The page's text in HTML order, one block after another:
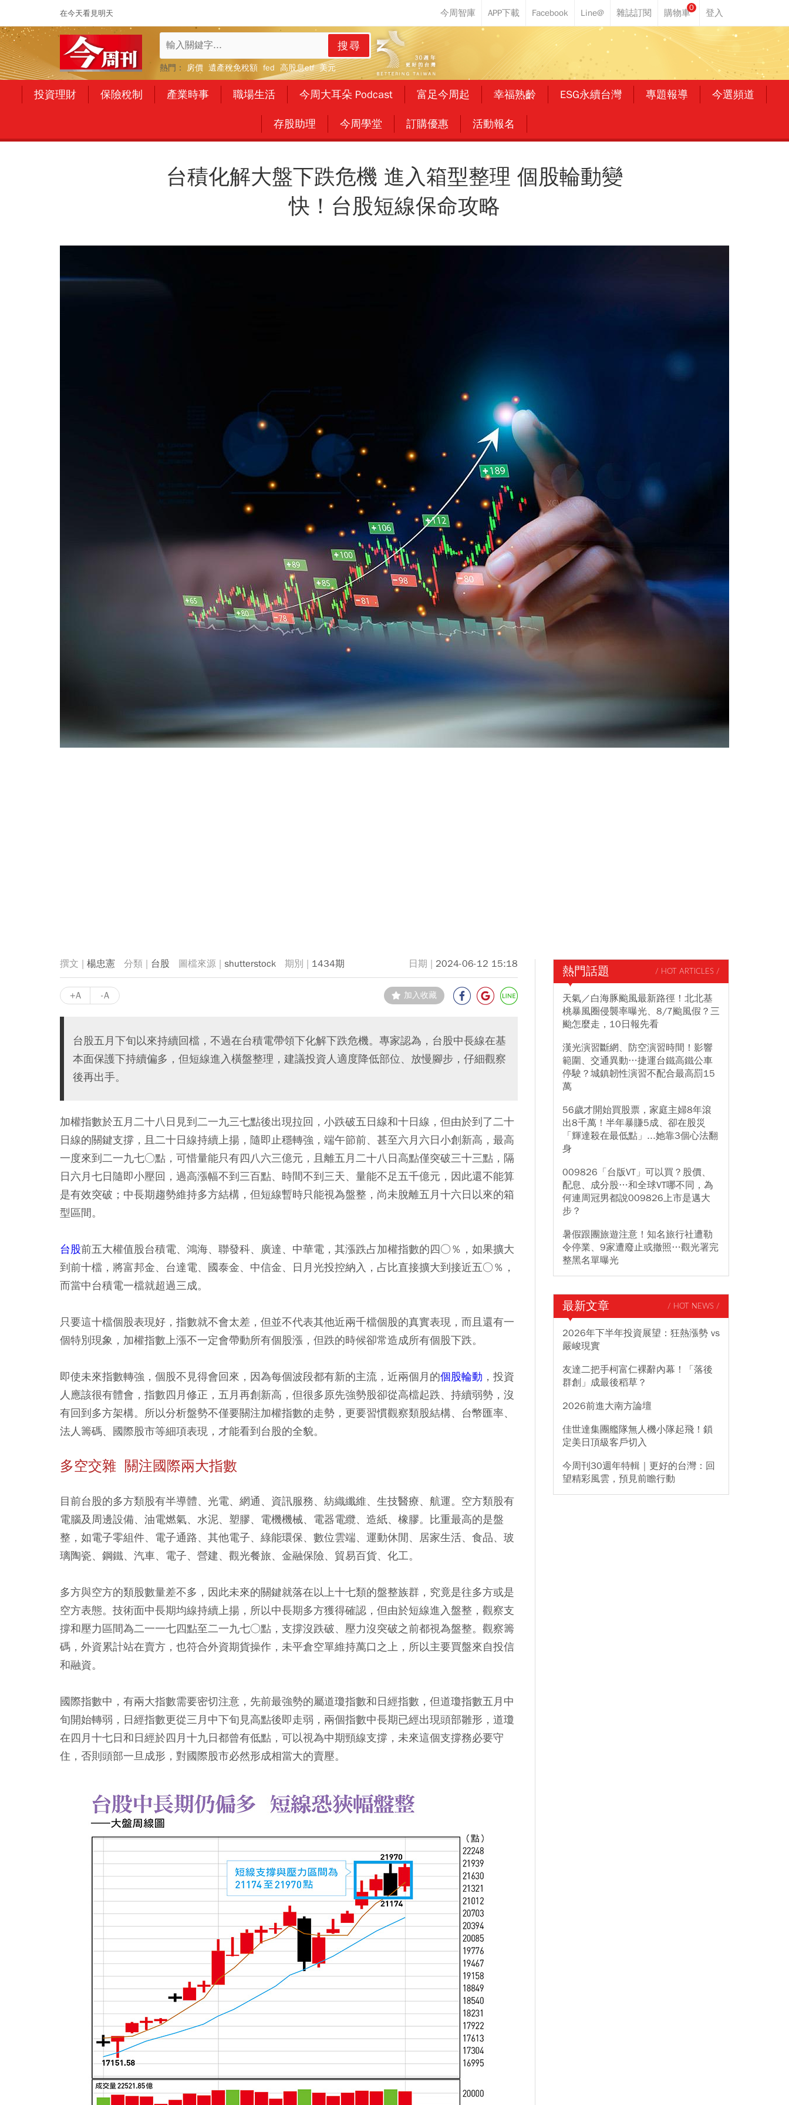
在今天看見明天
0
搜尋
熱門： 房價 遺產稅免稅額 fed 高股息etf 美元
投資理財 保險稅制 產業時事 職場生活 今周大耳朵 Podcast 富足今周起 幸福熟齡 ESG永續台灣 專題報導 今選頻道
存股助理 今周學堂 訂購優惠 活動報名
台積化解大盤下跌危機 進入箱型整理 個股輪動變
快！台股短線保命攻略
楊忠憲 台股 shutterstock 1434期 2024-06-12 15:18
+A -A 加入收藏
台股五月下旬以來持續回檔，不過在台積電帶領下化解下跌危機。專家認為，台股中長線在基
本面保護下持續偏多，但短線進入橫盤整理，建議投資人適度降低部位、放慢腳步，仔細觀察
後再出手。
加權指數於五月二十八日見到二一九三七點後出現拉回，小跌破五日線和十日線，但由於到了二十
日線的關鍵支撐，且二十日線持續上揚，隨即止穩轉強，端午節前、甚至六月六日小創新高，最高
一度來到二一九七○點，可惜量能只有四八六三億元，且離五月二十八日高點僅突破三十三點，隔
日六月七日隨即小壓回，過高漲幅不到三百點、時間不到三天、量能不足五千億元，因此還不能算
是有效突破；中長期趨勢維持多方結構，但短線暫時只能視為盤整，尚未脫離五月十六日以來的箱
型區間。
台股前五大權值股台積電、鴻海、聯發科、廣達、中華電，其漲跌占加權指數的四○％，如果擴大
到前十檔，將富邦金、台達電、國泰金、中信金、日月光投控納入，占比直接擴大到接近五○％，
而當中台積電一檔就超過三成。
只要這十檔個股表現好，指數就不會太差，但並不代表其他近兩千檔個股的真實表現，而且還有一
個特別現象，加權指數上漲不一定會帶動所有個股漲，但跌的時候卻常造成所有個股下跌。
即使未來指數轉強，個股不見得會回來，因為每個波段都有新的主流，近兩個月的個股輪動 ，投資
人應該很有體會，指數四月修正，五月再創新高，但很多原先強勢股卻從高檔起跌、持續弱勢，沒
有回到多方架構。所以分析盤勢不僅要關注加權指數的走勢，更要習慣觀察類股結構、台幣匯率、
法人籌碼、國際股市等細項表現，才能看到台股的全貌。
多空交雜 關注國際兩大指數
目前台股的多方類股有半導體、光電、網通、資訊服務、紡織纖維、生技醫療、航運。空方類股有
電腦及周邊設備、油電燃氣、水泥、塑膠、電機機械、電器電纜、造紙、橡膠。比重最高的是盤
整，如電子零組件、電子通路、其他電子、綠能環保、數位雲端、運動休閒、居家生活、食品、玻
璃陶瓷、鋼鐵、汽車、電子、營建、觀光餐旅、金融保險、貿易百貨、化工。
多方與空方的類股數量差不多，因此未來的關鍵就落在以上十七類的盤整族群，究竟是往多方或是
空方表態。技術面中長期均線持續上揚，所以中長期多方獲得確認，但由於短線進入盤整，觀察支
撐和壓力區間為二一一七四點至二一九七○點，支撐沒跌破、壓力沒突破之前都視為盤整。觀察籌
碼，外資累計站在賣方，也符合外資期貨操作，未平倉空單維持萬口之上，所以主要買盤來自投信
和融資。
國際指數中，有兩大指數需要密切注意，先前最強勢的屬道瓊指數和日經指數，但道瓊指數五月中
旬開始轉弱，日經指數更從三月中下旬見高點後即走弱，兩個指數中長期已經出現頭部雛形，道瓊
在四月十七日和日經於四月十九日都曾有低點，可以視為中期頸線支撐，未來這個支撐務必要守
住，否則頭部一旦成形，對國際股市必然形成相當大的賣壓。
熱門話題 / HOT ARTICLES /
天氣／白海豚颱風最新路徑！北北基
桃暴風圈侵襲率曝光、8/7颱風假？三
颱怎麼走，10日報先看
漢光演習斷網、防空演習時間！影響
範圍、交通異動…捷運台鐵高鐵公車
停駛？城鎮韌性演習不配合最高罰15
萬
56歲才開始買股票，家庭主婦8年滾
出8千萬！半年暴賺5成、卻在股災
「輝達殺在最低點」...她靠3個心法翻
身
009826「台版VT」可以買？股價、
配息、成分股…和全球VT哪不同，為
何連周冠男都說009826上市是邁大
步？
暑假跟團旅遊注意！知名旅行社遭勒
令停業、9家遭廢止或撤照…觀光署完
整黑名單曝光
最新文章 / HOT NEWS /
2026年下半年投資展望：狂熱漲勢 vs
嚴峻現實
友達二把手柯富仁裸辭內幕！「落後
群創」成最後稻草？
2026前進大南方論壇
佳世達集團艦隊無人機小隊起飛！鎖
定美日頂級客戶切入
今周刊30週年特輯｜更好的台灣：回
望精彩風雲，預見前瞻行動